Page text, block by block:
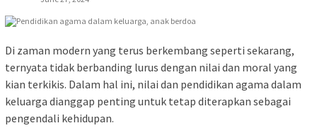
Di zaman modern yang terus berkembang seperti sekarang,
ternyata tidak berbanding lurus dengan nilai dan moral yang
kian terkikis. Dalam hal ini, nilai dan pendidikan agama dalam
keluarga dianggap penting untuk tetap diterapkan sebagai
pengendali kehidupan.